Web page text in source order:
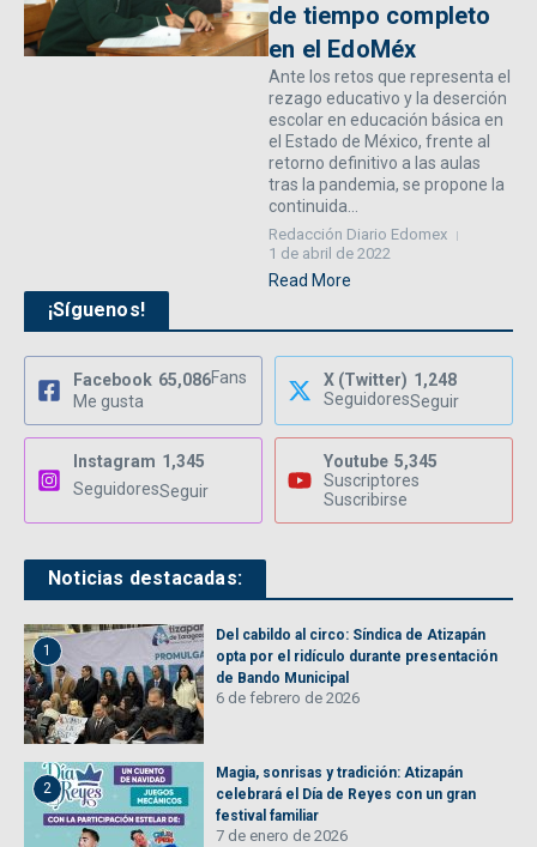
de tiempo completo
en el EdoMéx
Ante los retos que representa el
rezago educativo y la deserción
escolar en educación básica en
el Estado de México, frente al
retorno definitivo a las aulas
tras la pandemia, se propone la
continuida...
Redacción Diario Edomex
1 de abril de 2022
Read More
¡Síguenos!
Facebook 65,086Fans
Me gusta
X (Twitter) 1,248
SeguidoresSeguir
Instagram 1,345
SeguidoresSeguir
Youtube 5,345
Suscriptores
Suscribirse
Noticias destacadas:
1
Del cabildo al circo: Síndica de Atizapán
opta por el ridículo durante presentación
de Bando Municipal
6 de febrero de 2026
2
Magia, sonrisas y tradición: Atizapán
celebrará el Día de Reyes con un gran
festival familiar
7 de enero de 2026